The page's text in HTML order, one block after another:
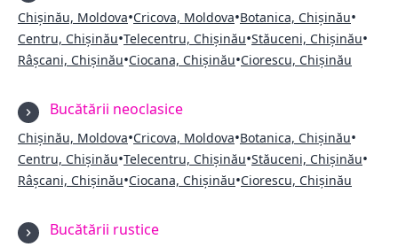
Chișinău, Moldova•Cricova, Moldova•Botanica, Chișinău•
Centru, Chișinău•Telecentru, Chișinău•Stăuceni, Chișinău•
Râșcani, Chișinău•Ciocana, Chișinău•Ciorescu, Chișinău
Bucătării neoclasice
Chișinău, Moldova•Cricova, Moldova•Botanica, Chișinău•
Centru, Chișinău•Telecentru, Chișinău•Stăuceni, Chișinău•
Râșcani, Chișinău•Ciocana, Chișinău•Ciorescu, Chișinău
Bucătării rustice